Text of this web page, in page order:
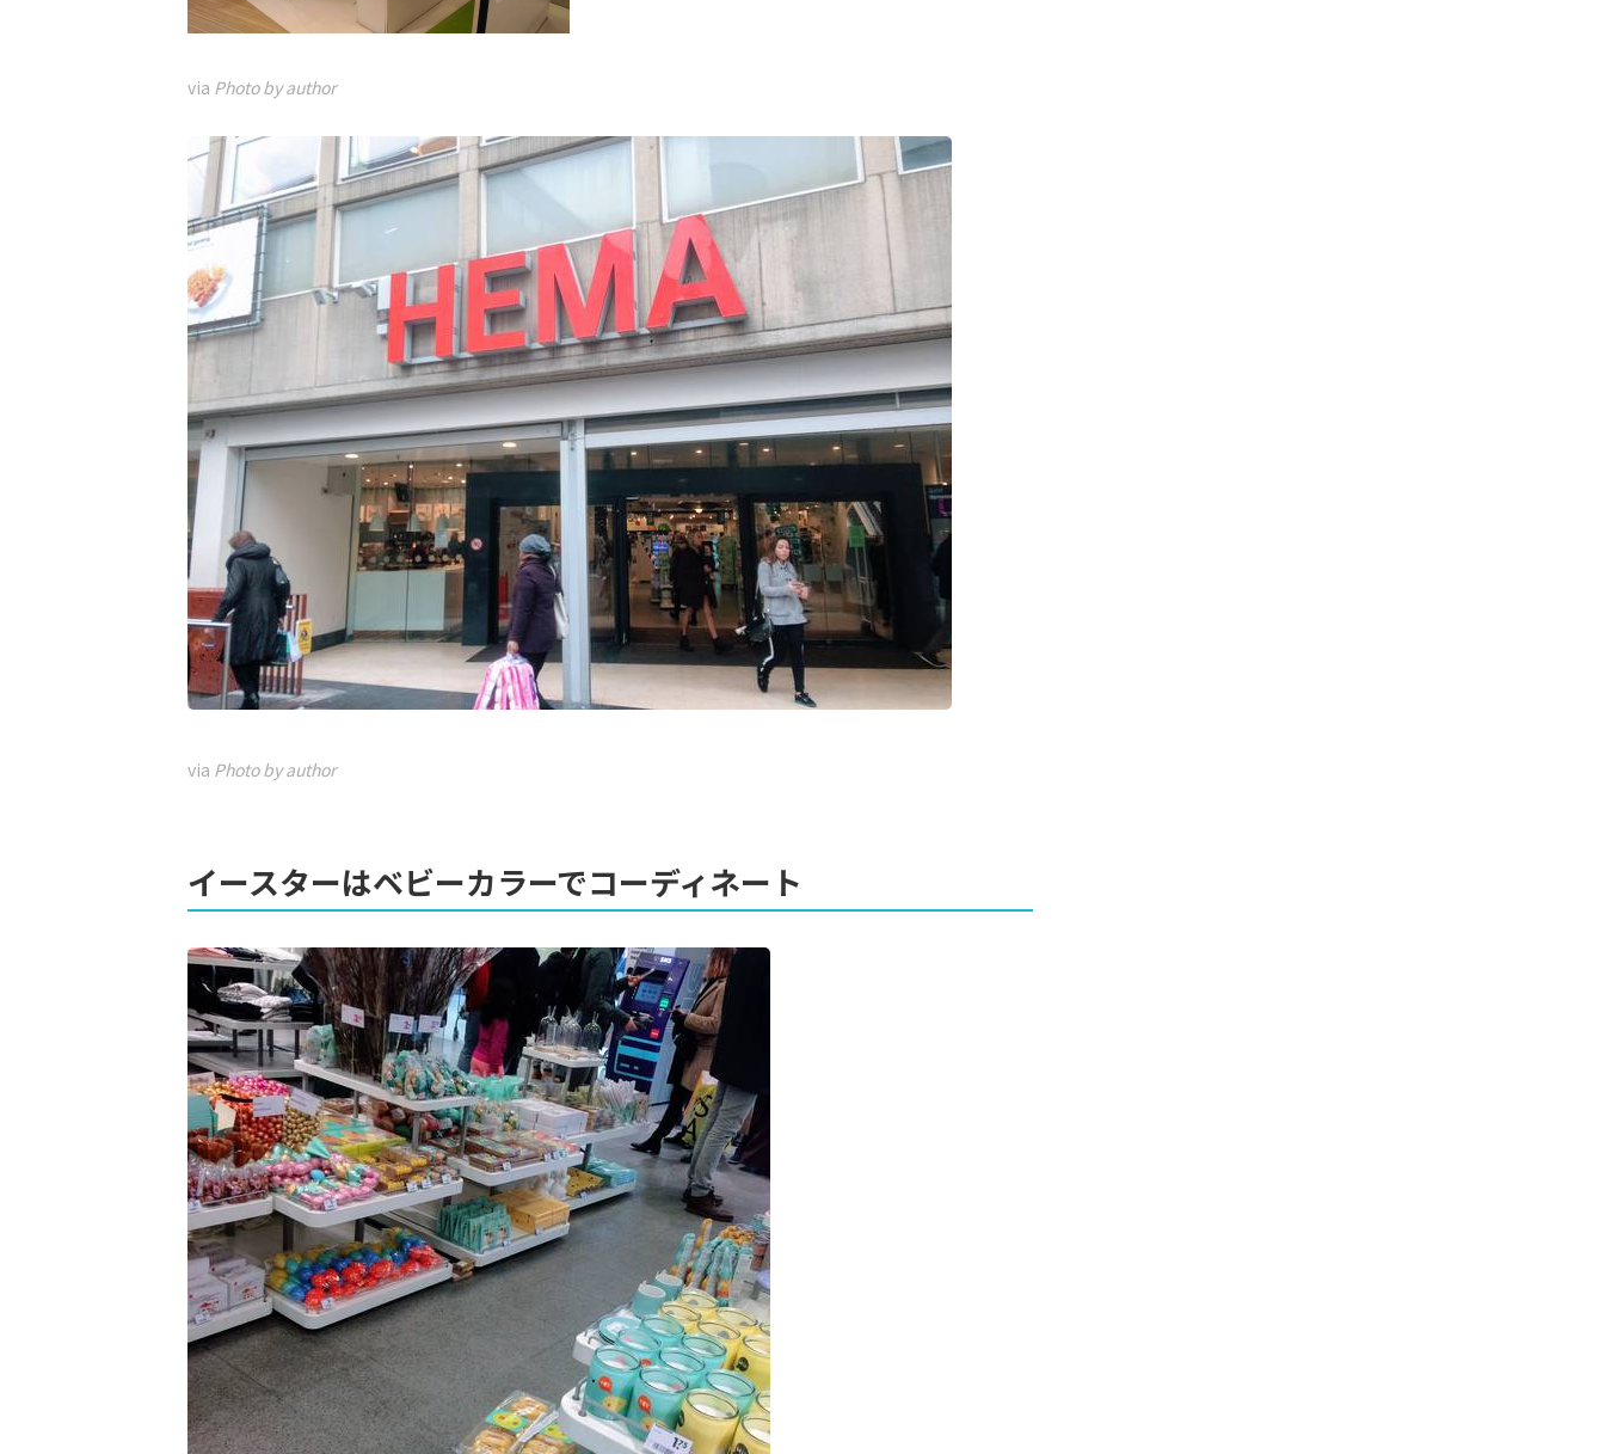
via Photo by author
via Photo by author
イースターはベビーカラーでコーディネート